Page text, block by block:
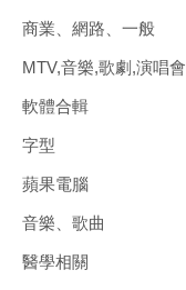
商業、網路、一般
MTV,音樂,歌劇,演唱會
軟體合輯
字型
蘋果電腦
音樂、歌曲
醫學相關